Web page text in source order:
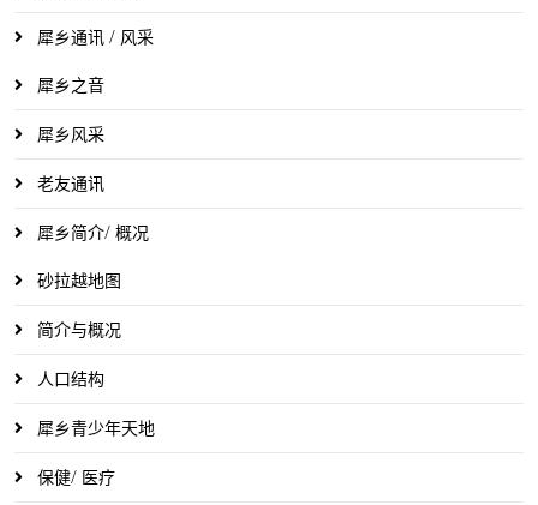
犀乡通讯 / 风采
犀乡之音
犀乡风采
老友通讯
犀乡简介/ 概况
砂拉越地图
简介与概况
人口结构
犀乡青少年天地
保健/ 医疗